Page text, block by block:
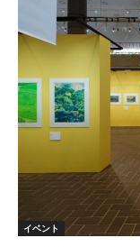
イベント